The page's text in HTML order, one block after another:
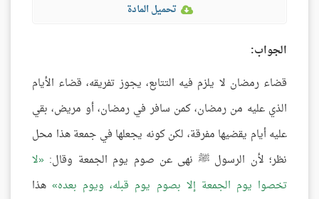
تحميل المادة
الجواب:
قضاء رمضان لا يلزم فيه التتابع، يجوز تفريقه، قضاء الأيام
الذي عليه من رمضان، كمن سافر في رمضان، أو مريض، بقي
عليه أيام يقضيها مفرقة، لكن كونه يجعلها في جمعة هذا محل
نظر؛ لأن الرسول ﷺ نهى عن صوم يوم الجمعة وقال:
لا
تخصوا يوم الجمعة إلا بصوم يوم قبله، ويوم بعده هذا